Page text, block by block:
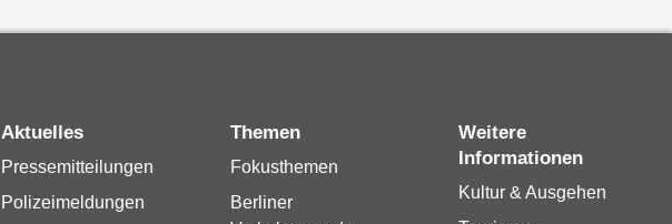
Aktuelles
Pressemitteilungen
Polizeimeldungen
Themen
Fokusthemen
Berliner
Weitere
Informationen
Kultur & Ausgehen